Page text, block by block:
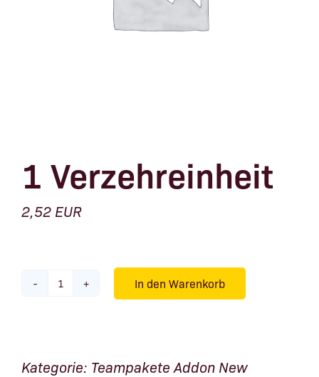
1 Verzehreinheit
2,52 EUR
1
In den Warenkorb
Kategorie: Teampakete Addon New